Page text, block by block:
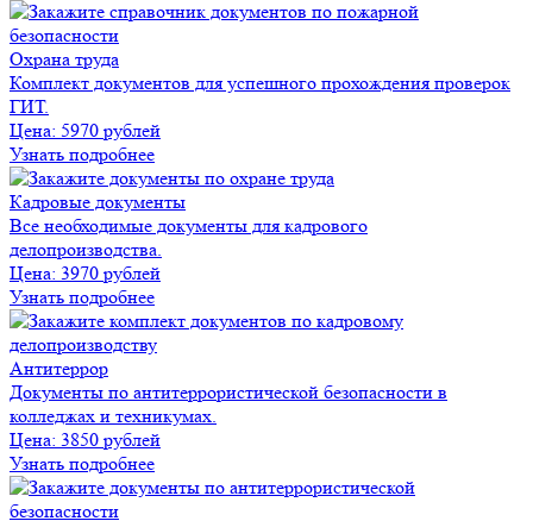
Охрана труда
Комплект документов для успешного прохождения проверок
ГИТ.
Цена: 5970 рублей
Узнать подробнее
Кадровые документы
Все необходимые документы для кадрового
делопроизводства.
Цена: 3970 рублей
Узнать подробнее
Антитеррор
Документы по антитеррористической безопасности в
колледжах и техникумах.
Цена: 3850 рублей
Узнать подробнее